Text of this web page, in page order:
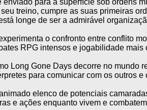
enviado para a superfície sob ordens
treino, cumpre as suas primeiras
longe de ser a admirável
o confronto entre conflito
RPG intensos e jogabilidade mais
Long Gone Days decorre no mundo
para comunicar com os outros
elenco de potenciais
e ações enquanto vivem e